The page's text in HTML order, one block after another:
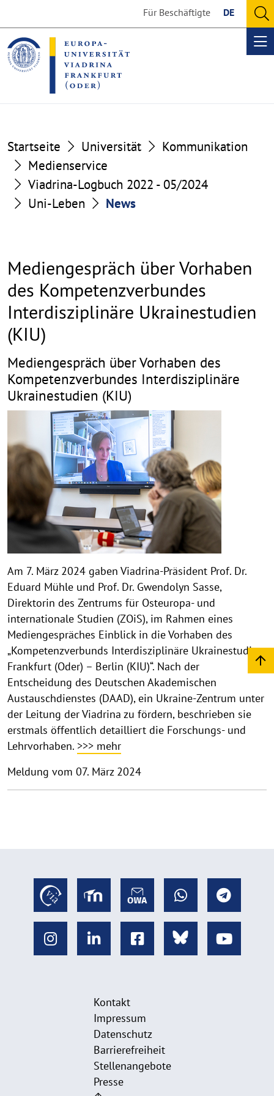
the
content
section
the
footer
section
Für Beschäftigte DE
Startseite Universität
Kommunikation
Medienservice
Viadrina-Logbuch 2022 - 05/2024
Uni-Leben
News
Mediengespräch über Vorhaben
des Kompetenzverbundes
Interdisziplinäre Ukrainestudien
(KIU)
Mediengespräch über Vorhaben des
Kompetenzverbundes Interdisziplinäre
Ukrainestudien (KIU)
Am 7. März 2024 gaben Viadrina-Präsident Prof. Dr.
Eduard Mühle und Prof. Dr. Gwendolyn Sasse,
Direktorin des Zentrums für Osteuropa- und
internationale Studien (ZOiS), im Rahmen eines
Mediengespräches Einblick in die Vorhaben des
„Kompetenzverbunds Interdisziplinäre Ukrainestudien
Frankfurt (Oder) – Berlin (KIU)“. Nach der
Entscheidung des Deutschen Akademischen
Austauschdienstes (DAAD), ein Ukraine-Zentrum unter
der Leitung der Viadrina zu fördern, beschrieben sie
erstmals öffentlich detailliert die Forschungs- und
Lehrvorhaben. >>> mehr
Meldung vom 07. März 2024
Kontakt
Impressum
Datenschutz
Barrierefreiheit
Stellenangebote
Presse